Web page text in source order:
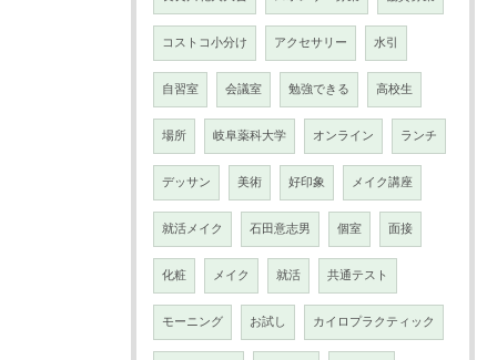
コストコ小分け アクセサリー 水引
自習室 会議室 勉強できる 高校生
場所 岐阜薬科大学 オンライン ランチ
デッサン 美術 好印象 メイク講座
就活メイク 石田意志男 個室 面接
化粧 メイク 就活 共通テスト
モーニング お試し カイロプラクティック